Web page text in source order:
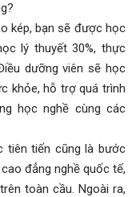
kép, bạn sẽ được học
lý thuyết 30%, thực
dưỡng viên sẽ học
khỏe, hỗ trợ quá trình
học nghề cùng các
tiên tiến cũng là bước
đẳng nghề quốc tế,
toàn cầu. Ngoài ra,